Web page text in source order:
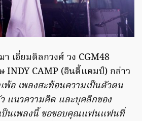
เอี่ยมดิลกวงศ์ วง CGM48
INDY CAMP (อินดี้แคมป์) กล่าว
พ้อ เพลงสะท้อนความเป็นตัวตน
แนวความคิด และบุคลิกของ
ป็นเพลงนี้ ขอขอบคุณแฟนแฟนที่